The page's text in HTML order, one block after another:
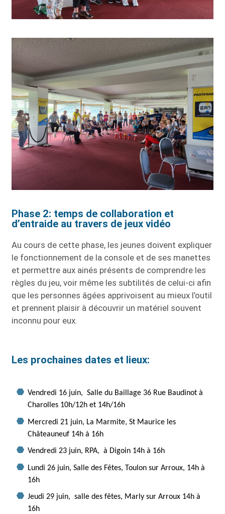
Phase 2: temps de collaboration et
d’entraide au travers de jeux vidéo
Au cours de cette phase, les jeunes doivent expliquer
le fonctionnement de la console et de ses manettes
et permettre aux ainés présents de comprendre les
règles du jeu, voir même les subtilités de celui-ci afin
que les personnes âgées apprivoisent au mieux l’outil
et prennent plaisir à découvrir un matériel souvent
inconnu pour eux.
Les prochaines dates et lieux:
Vendredi 16 juin, Salle du Baillage 36 Rue Baudinot à
Charolles 10h/12h et 14h/16h
Mercredi 21 juin, La Marmite, St Maurice les
Châteauneuf 14h à 16h
Vendredi 23 juin, RPA, à Digoin 14h à 16h
Lundi 26 juin, Salle des Fêtes, Toulon sur Arroux, 14h à
16h
Jeudi 29 juin, salle des fêtes, Marly sur Arroux 14h à
16h